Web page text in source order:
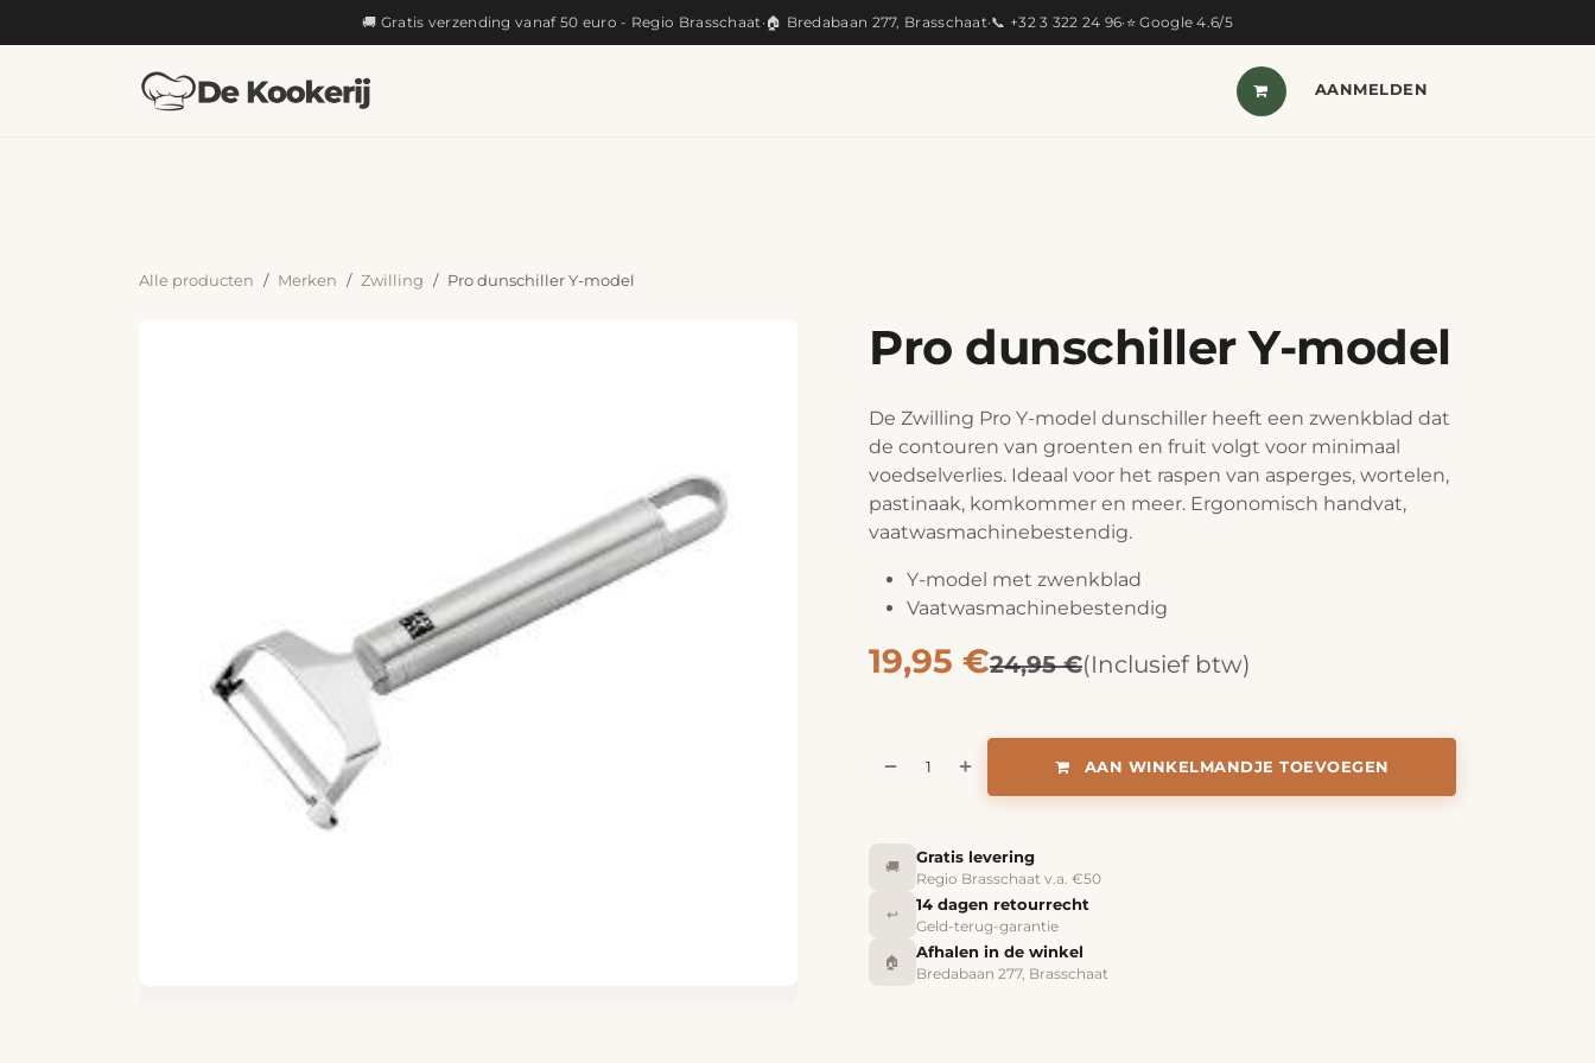
🚚 Gratis verzending vanaf 50 euro - Regio Brasschaat· 🏠 Bredabaan 277, Brasschaat·📞 +32 3 322 24 96· ⭐ Google 4.6/5
SHOP CONTACT
AANMELDEN
Alle producten Merken Zwilling Pro dunschiller Y-model
Pro dunschiller Y-model
De Zwilling Pro Y-model dunschiller heeft een zwenkblad dat
de contouren van groenten en fruit volgt voor minimaal
voedselverlies. Ideaal voor het raspen van asperges, wortelen,
pastinaak, komkommer en meer. Ergonomisch handvat,
vaatwasmachinebestendig.
Y-model met zwenkblad
Vaatwasmachinebestendig
19,95 €24,95€(Inclusief btw)
AAN WINKELMANDJE TOEVOEGEN
🚚
Gratis levering
Regio Brasschaat v.a. €50
↩️
14 dagen retourrecht
Geld-terug-garantie
🏠
Afhalen in de winkel
Bredabaan 277, Brasschaat